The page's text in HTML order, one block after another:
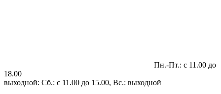
Пн.-Пт.: с 11.00 до
18.00
выходной: Сб.: с 11.00 до 15.00, Вс.: выходной